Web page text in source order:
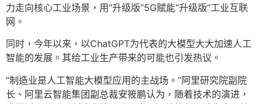
力走向核心工业场景，用“升级版”5G赋能“升级版”工业互联
网。
同时，今年以来，以ChatGPT为代表的大模型大大加速人工
智能的发展。其给工业生产带来的可能也引发热议。
“制造业是人工智能大模型应用的主战场。”阿里研究院副院
长、阿里云智能集团副总裁安筱鹏认为，随着技术的演进，